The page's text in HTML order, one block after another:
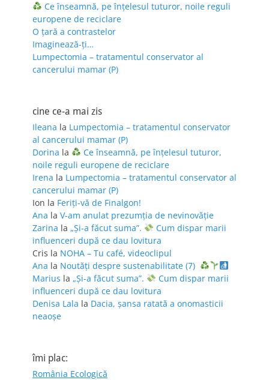
Ce înseamnă, pe înțelesul tuturor, noile reguli
europene de reciclare
O țară a contrastelor
Imaginează-ți…
Lumpectomia – tratamentul conservator al
cancerului mamar (P)
cine ce-a mai zis
Ileana la Lumpectomia – tratamentul conservator
al cancerului mamar (P)
Dorina la
Ce înseamnă, pe înțelesul tuturor,
noile reguli europene de reciclare
Irena la Lumpectomia – tratamentul conservator al
cancerului mamar (P)
Ion la Feriţi-vă de Finalgon!
Ana la V-am anulat prezumția de nevinovăție
Zarina la „Și-a făcut suma”.
Cum dispar marii
influenceri după ce dau lovitura
Cris la NOHA – Tu café, videoclipul
Ana la Noutăți despre sustenabilitate (7)
Marius la „Și-a făcut suma”.
Cum dispar marii
influenceri după ce dau lovitura
Denisa Lala la Dacia, șansa ratată a onomasticii
neaoșe
îmi plac:
România Ecologică